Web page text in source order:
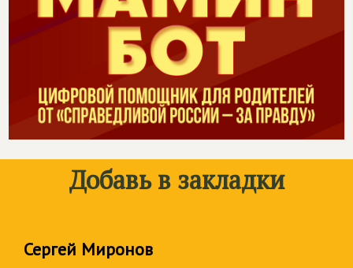
Добавь в закладки
Сергей Миронов